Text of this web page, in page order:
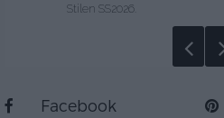
Stilen SS2026.
Facebook